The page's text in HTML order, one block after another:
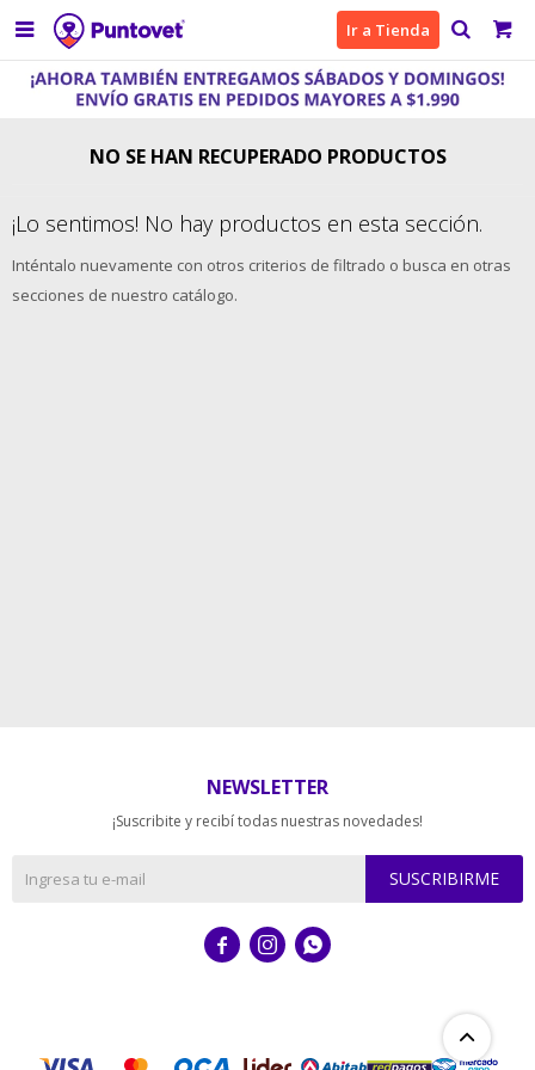
 Ir a Tienda
NO SE HAN RECUPERADO PRODUCTOS
¡Lo sentimos! No hay productos en esta sección.
Inténtalo nuevamente con otros criterios de filtrado o busca en otras
secciones de nuestro catálogo.
NEWSLETTER
¡Suscribite y recibí todas nuestras novedades!
SUSCRIBIRME
  